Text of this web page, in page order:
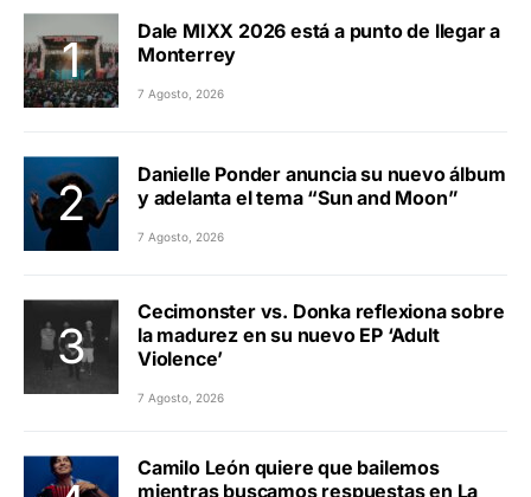
Dale MIXX 2026 está a punto de llegar a
Monterrey
7 Agosto, 2026
Danielle Ponder anuncia su nuevo álbum
y adelanta el tema “Sun and Moon”
7 Agosto, 2026
Cecimonster vs. Donka reflexiona sobre
la madurez en su nuevo EP ‘Adult
Violence’
7 Agosto, 2026
Camilo León quiere que bailemos
mientras buscamos respuestas en La